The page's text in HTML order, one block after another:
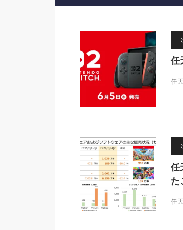
任
任
任
た
任